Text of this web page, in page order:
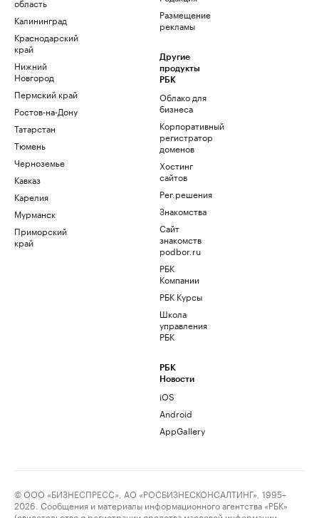
область
Калининград
Краснодарский
край
Нижний
Новгород
Пермский край
Ростов-на-Дону
Татарстан
Тюмень
Черноземье
Кавказ
Карелия
Мурманск
Приморский
край
Размещение
рекламы
Другие
продукты
РБК
Облако для
бизнеса
Корпоративный
регистратор
доменов
Хостинг
сайтов
Рег.решения
Знакомства
Сайт
знакомств
podbor.ru
РБК
Компании
РБК Курсы
Школа
управления
РБК
РБК
Новости
iOS
Android
AppGallery
© ООО «БИЗНЕСПРЕСС», АО «РОСБИЗНЕСКОНСАЛТИНГ», 1995–
2026. Сообщения и материалы информационного агентства «РБК»